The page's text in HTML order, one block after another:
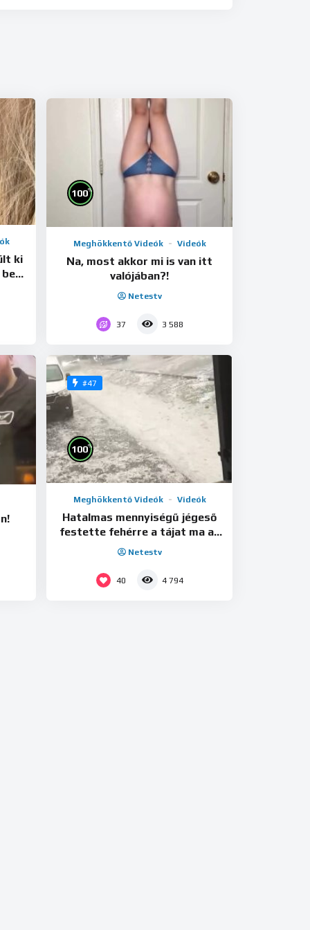
ki
100%
Meghökkentő Videók Videók
Na, most akkor mi is van itt
valójában?!
Netestv
37 3 588
#47
100%
Meghökkentő Videók Videók
Hatalmas mennyiségű jégeső
festette fehérre a tájat ma az
M4-es bevezetőjén!
Netestv
40 4 794